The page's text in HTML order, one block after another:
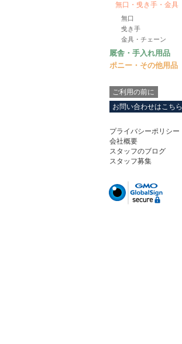
無口・曵き手・金具
無口
曵き手
金具・チェーン
厩舎・手入れ用品
ポニー・その他用品
ご利用の前に
お問い合わせはこちら
プライバシーポリシー
会社概要
スタッフのブログ
スタッフ募集